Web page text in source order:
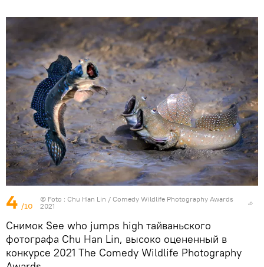
4 /10
© Foto : Chu Han Lin / Comedy Wildlife Photography Awards
2021
Снимок See who jumps high тайваньского
фотографа Chu Han Lin, высоко оцененный в
конкурсе 2021 The Comedy Wildlife Photography